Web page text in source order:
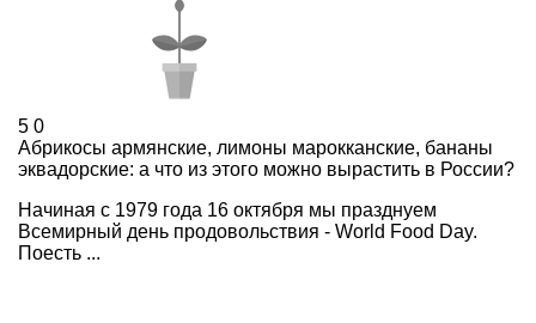
5 0
Абрикосы армянские, лимоны марокканские, бананы
эквадорские: а что из этого можно вырастить в России?
Начиная с 1979 года 16 октября мы празднуем
Всемирный день продовольствия - World Food Day.
Поесть ...